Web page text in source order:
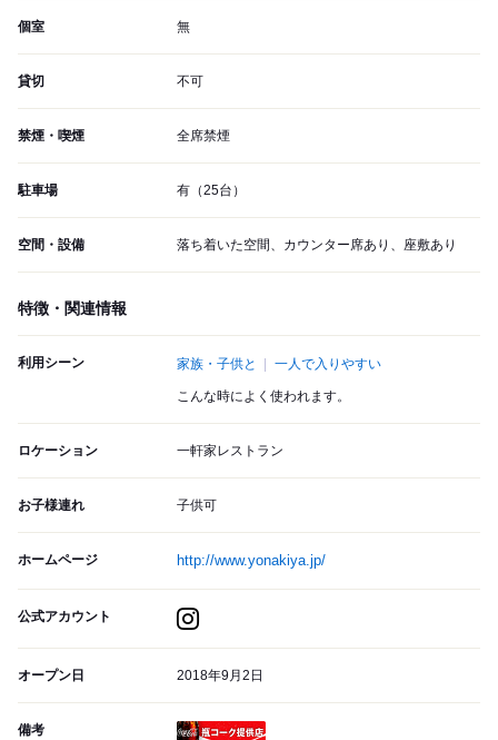
個室 無
貸切 不可
禁煙・喫煙 全席禁煙
駐車場 有（25台）
空間・設備 落ち着いた空間、カウンター席あり、座敷あり
特徴・関連情報
利用シーン 家族・子供と 一人で入りやすい
こんな時によく使われます。
ロケーション 一軒家レストラン
お子様連れ 子供可
ホームページ http://www.yonakiya.jp/
公式アカウント
オープン日 2018年9月2日
備考